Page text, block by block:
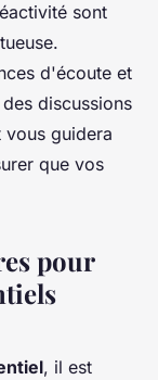
sont
d'écoute et
discussions
vous guidera
que vos
pour
, il est